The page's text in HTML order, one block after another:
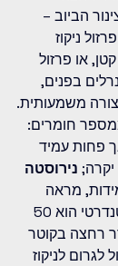
הביוב –
ניקוז
או פרזול
בפנים,
משמעותית.
ממספר חומרים:
פחות עמיד
נירוסטה
מראה
רחצה בקוטר
לגרום לניקוז